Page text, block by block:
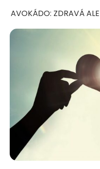
AVOKÁDO: ZDRAVÁ